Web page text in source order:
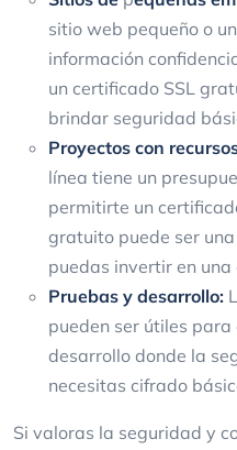
sitio web pequeño o
información
un certificado SSL
brindar seguridad
Proyectos con
línea tiene un
permitirte un
gratuito puede ser
puedas invertir en una
Pruebas y desarrollo:
pueden ser útiles
desarrollo donde la
necesitas cifrado
Si valoras la seguridad y